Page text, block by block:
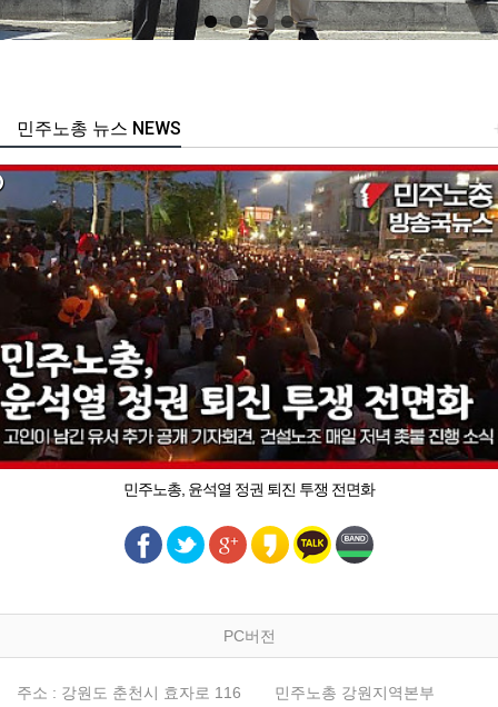
주노총 뉴스 NEWS
민주노총, 윤석열 정권 퇴진 투쟁 전면화
PC버전
주소 : 강원도 춘천시 효자로 116 민주노총 강원지역본부